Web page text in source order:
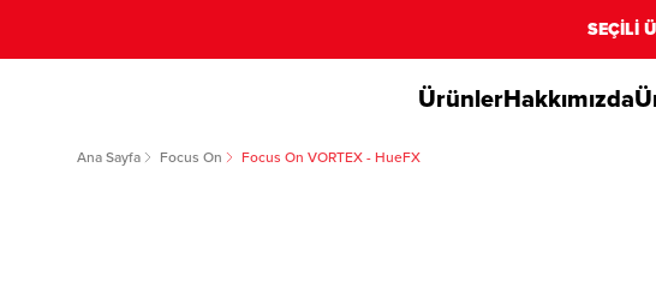
SEÇİLİ
ÜrünlerHakkımızda
Ana Sayfa Focus On Focus On VORTEX - HueFX